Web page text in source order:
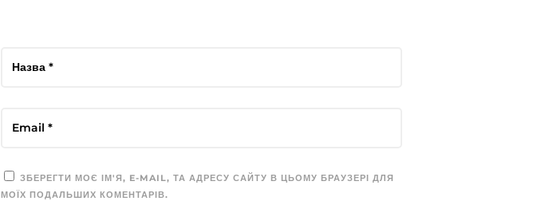
ЗБЕРЕГТИ МОЄ ІМ'Я, E-MAIL, ТА АДРЕСУ САЙТУ В ЦЬОМУ БРАУЗЕРІ ДЛЯ
МОЇХ ПОДАЛЬШИХ КОМЕНТАРІВ.